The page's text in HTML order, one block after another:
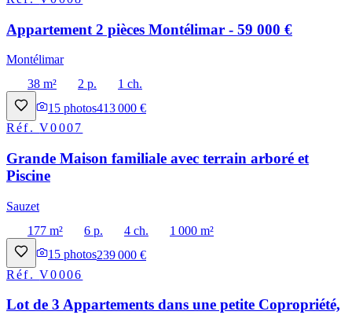
Appartement 2 pièces Montélimar - 59 000 €
Montélimar
38 m²
2 p.
1 ch.
15 photos413 000 €
Réf.V0007
Grande Maison familiale avec terrain arboré et
Piscine
Sauzet
177 m²
6 p. 4 ch.
1 000 m²
15 photos239 000 €
Réf.V0006
Lot de 3 Appartements dans une petite Copropriété,